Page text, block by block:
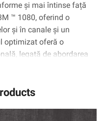
și mai întinse față
™ 1080, oferind o
și în canale și un
optimizat oferă o
legată de abordarea
iar 3M ™ Comply ™
ușor de netezită,